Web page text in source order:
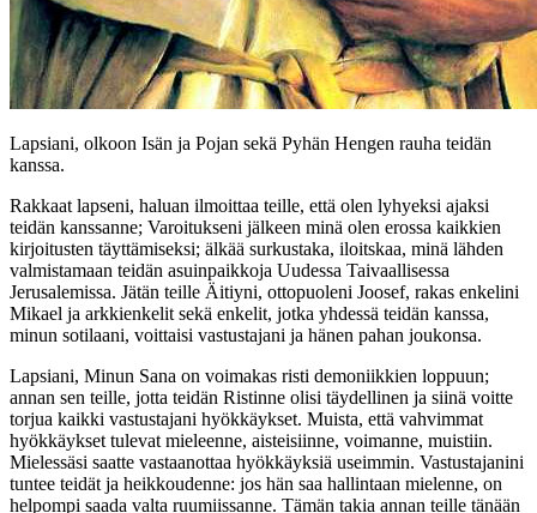
Lapsiani, olkoon Isän ja Pojan sekä Pyhän Hengen rauha teidän
kanssa.
Rakkaat lapseni, haluan ilmoittaa teille, että olen lyhyeksi ajaksi
teidän kanssanne; Varoitukseni jälkeen minä olen erossa kaikkien
kirjoitusten täyttämiseksi; älkää surkustaka, iloitskaa, minä lähden
valmistamaan teidän asuinpaikkoja Uudessa Taivaallisessa
Jerusalemissa. Jätän teille Äitiyni, ottopuoleni Joosef, rakas enkelini
Mikael ja arkkienkelit sekä enkelit, jotka yhdessä teidän kanssa,
minun sotilaani, voittaisi vastustajani ja hänen pahan joukonsa.
Lapsiani, Minun Sana on voimakas risti demoniikkien loppuun;
annan sen teille, jotta teidän Ristinne olisi täydellinen ja siinä voitte
torjua kaikki vastustajani hyökkäykset. Muista, että vahvimmat
hyökkäykset tulevat mieleenne, aisteisiinne, voimanne, muistiin.
Mielessäsi saatte vastaanottaa hyökkäyksiä useimmin. Vastustajanini
tuntee teidät ja heikkoudenne: jos hän saa hallintaan mielenne, on
helpompi saada valta ruumiissanne. Tämän takia annan teille tänään